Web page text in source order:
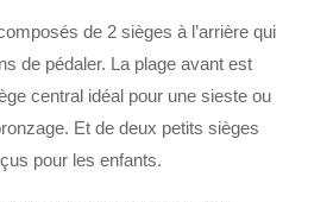
de 2 sièges à l’arrière qui
de pédaler. La plage avant est
central idéal pour une sieste ou
Et de deux petits sièges
pour les enfants.